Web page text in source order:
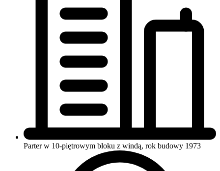
Parter w 10-piętrowym bloku z windą, rok budowy 1973